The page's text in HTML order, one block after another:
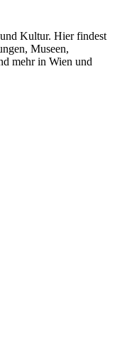
Kultur. Hier findest
Museen,
mehr in Wien und